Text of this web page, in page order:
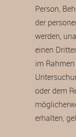
Person,
der
werden,
einen
im
oder dem
erhalten,